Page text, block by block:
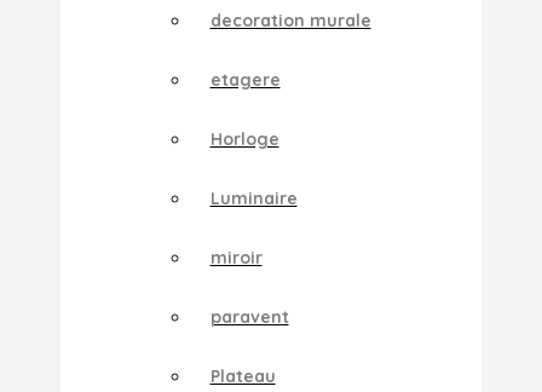
decoration murale
etagere
Horloge
Luminaire
miroir
paravent
Plateau